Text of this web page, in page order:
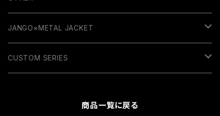
GUITAR PARTS
RUBBER COLLECTION
JANGO×METAL JACKET
WALLET
CUSTOM SERIES
商品一覧に戻る